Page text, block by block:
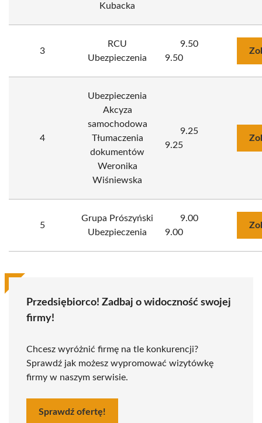
Kubacka
3
RCU
Ubezpieczenia
9.50
9.50
4
Ubezpieczenia
Akcyza
samochodowa
Tłumaczenia
dokumentów
Weronika
Wiśniewska
9.25
9.25
5
Grupa Prószyński
Ubezpieczenia
9.00
9.00
Przedsiębiorco! Zadbaj o widoczność swojej
firmy!
Chcesz wyróżnić firmę na tle konkurencji?
Sprawdź jak możesz wypromować wizytówkę
firmy w naszym serwisie.
Sprawdź ofertę!